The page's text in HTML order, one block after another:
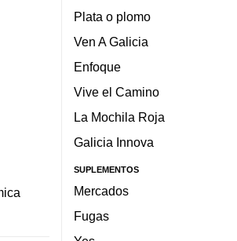
Plata o plomo
Ven A Galicia
Enfoque
Vive el Camino
La Mochila Roja
Galicia Innova
SUPLEMENTOS
Mercados
Fugas